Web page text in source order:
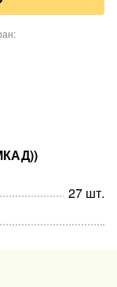
:
)
27 шт.